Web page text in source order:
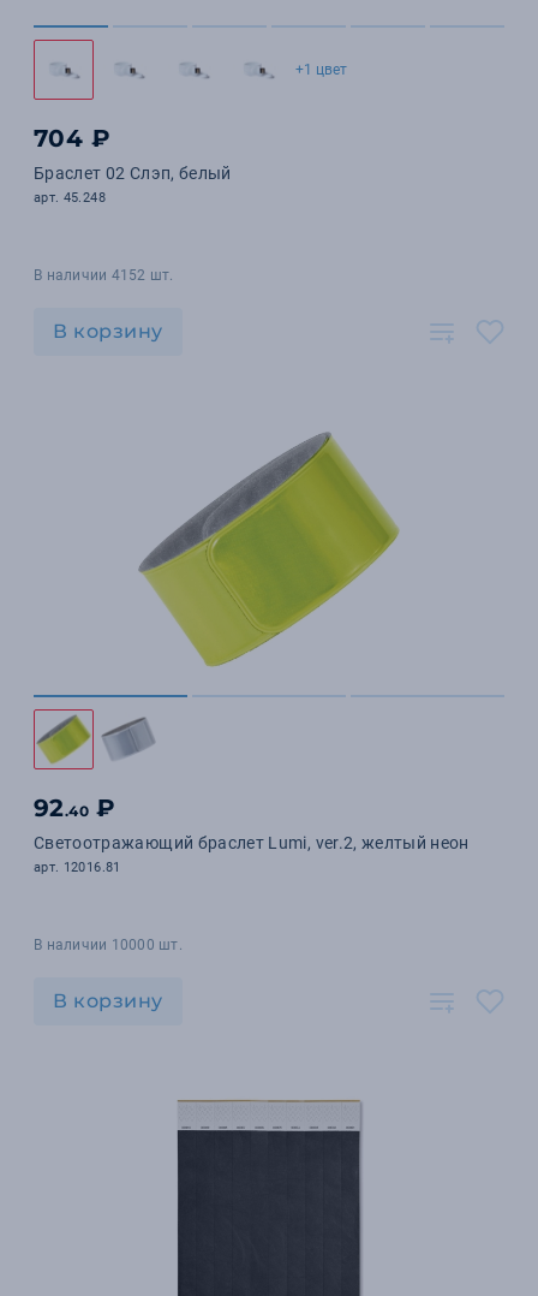
+1 цвет
704 ₽
Браслет 02 Слэп, белый
арт. 45.248
В наличии 4152 шт.
В корзину
92.40 ₽
Светоотражающий браслет Lumi, ver.2, желтый неон
арт. 12016.81
В наличии 10000 шт.
В корзину